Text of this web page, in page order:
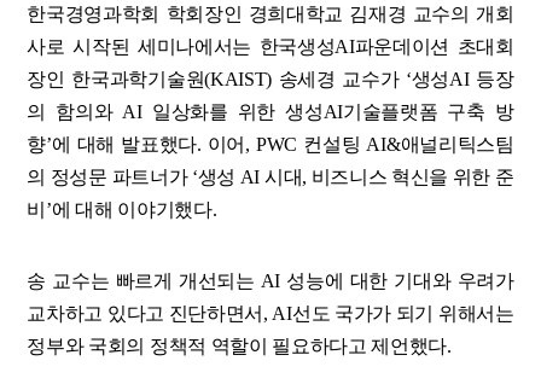
한국경영과학회 학회장인 경희대학교 김재경 교수의 개회
사로 시작된 세미나에서는 한국생성AI파운데이션 초대회
장인 한국과학기술원(KAIST) 송세경 교수가 ‘생성AI 등장
의 함의와 AI 일상화를 위한 생성AI기술플랫폼 구축 방
향’에 대해 발표했다. 이어, PWC 컨설팅 AI&애널리틱스팀
의 정성문 파트너가 ‘생성 AI 시대, 비즈니스 혁신을 위한 준
비’에 대해 이야기했다.
송 교수는 빠르게 개선되는 AI 성능에 대한 기대와 우려가
교차하고 있다고 진단하면서, AI선도 국가가 되기 위해서는
정부와 국회의 정책적 역할이 필요하다고 제언했다.